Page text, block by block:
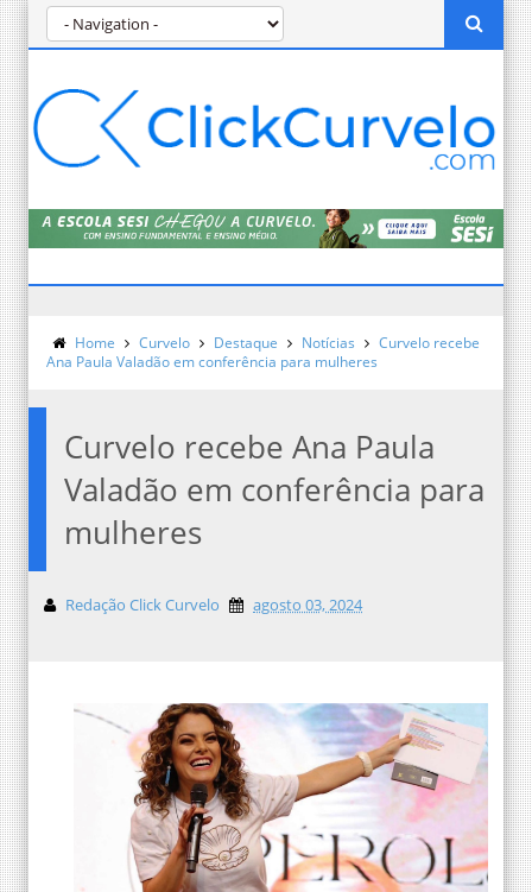
Home Curvelo Destaque Notícias
Curvelo recebe
Ana Paula Valadão em conferência para mulheres
Curvelo recebe Ana Paula
Valadão em conferência para
mulheres
Redação Click Curvelo agosto 03, 2024